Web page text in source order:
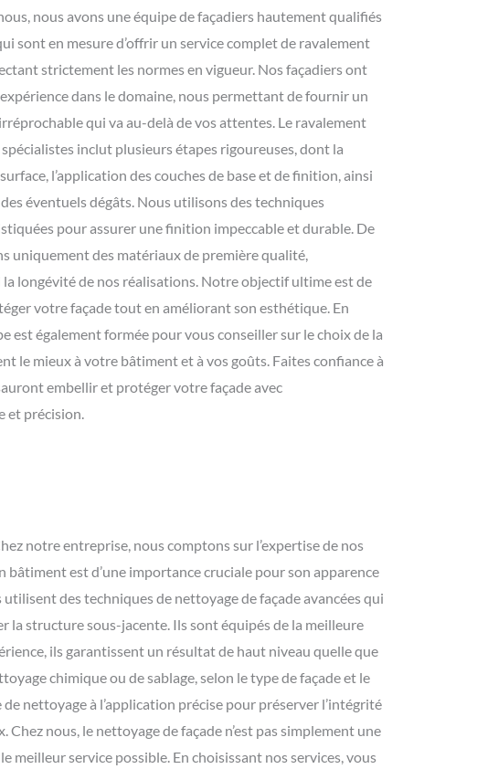
nous avons une équipe de façadiers hautement qualifiés
sont en mesure d’offrir un service complet de ravalement
strictement les normes en vigueur. Nos façadiers ont
dans le domaine, nous permettant de fournir un
qui va au-delà de vos attentes. Le ravalement
inclut plusieurs étapes rigoureuses, dont la
l’application des couches de base et de finition, ainsi
éventuels dégâts. Nous utilisons des techniques
pour assurer une finition impeccable et durable. De
uniquement des matériaux de première qualité,
longévité de nos réalisations. Notre objectif ultime est de
votre façade tout en améliorant son esthétique. En
est également formée pour vous conseiller sur le choix de la
le mieux à votre bâtiment et à vos goûts. Faites confiance à
embellir et protéger votre façade avec
et précision.
notre entreprise, nous comptons sur l’expertise de nos
bâtiment est d’une importance cruciale pour son apparence
des techniques de nettoyage de façade avancées qui
la structure sous-jacente. Ils sont équipés de la meilleure
ils garantissent un résultat de haut niveau quelle que
chimique ou de sablage, selon le type de façade et le
nettoyage à l’application précise pour préserver l’intégrité
nous, le nettoyage de façade n’est pas simplement une
meilleur service possible. En choisissant nos services, vous